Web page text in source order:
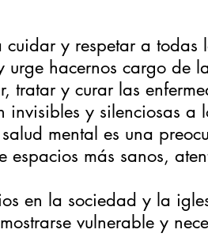
cuidar y respetar a
hacernos cargo de
tratar y curar las
invisibles y silenciosas
mental es una
espacios más sanos,
en la sociedad y la
vulnerable y